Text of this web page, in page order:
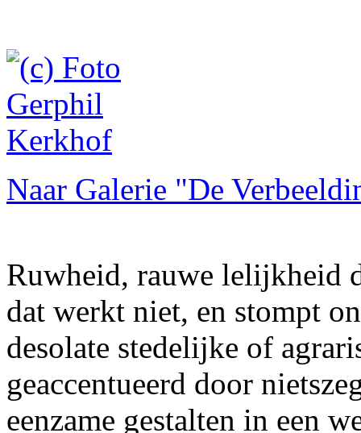
Naar Galerie "De
Ruwheid, rauwe lelijkheid
dat werkt niet, en stompt
desolate stedelijke of
geaccentueerd door
eenzame gestalten in een